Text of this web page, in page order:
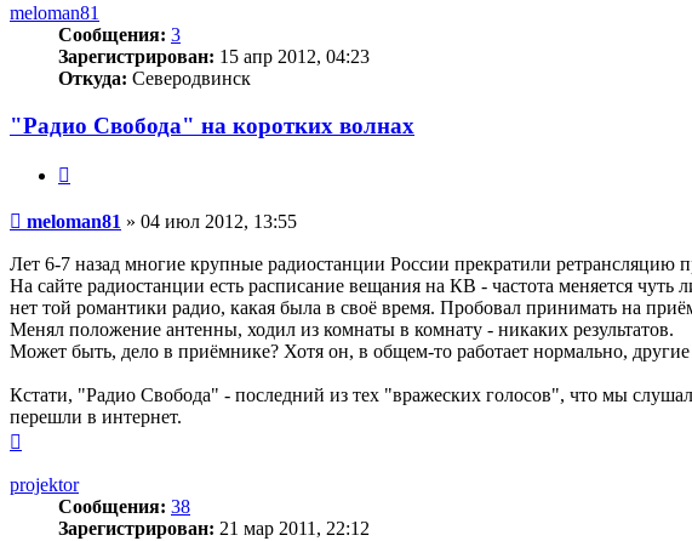
meloman81
Сообщения: 3
Зарегистрирован: 15 апр 2012, 04:23
Откуда: Северодвинск
"Радио Свобода" на коротких волнах
Сообщение
meloman81 » 04 июл 2012, 13:55
Лет 6-7 назад многие крупные радиостанции России прекратили
На сайте радиостанции есть расписание вещания на КВ - частота меняется
нет той романтики радио, какая была в своё время. Пробовал принимать на
Менял положение антенны, ходил из комнаты в комнату - никаких результатов.
Может быть, дело в приёмнике? Хотя он, в общем-то работает нормально,
Кстати, "Радио Свобода" - последний из тех "вражеских голосов", что мы
перешли в интернет.
началу
projektor
Сообщения: 38
Зарегистрирован: 21 мар 2011, 22:12